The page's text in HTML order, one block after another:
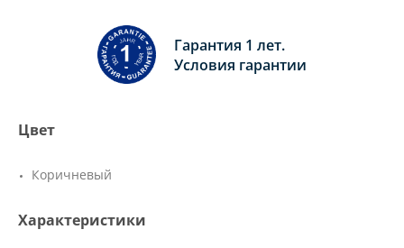
Гарантия 1 лет.
Условия гарантии
Цвет
Коричневый
Характеристики